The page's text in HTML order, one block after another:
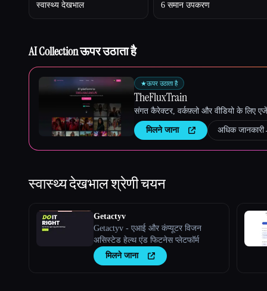
स्वास्थ्य देखभाल 6 समान उपकरण
AI Collection ऊपर उठाता है
★ऊपर उठाता है
TheFluxTrain
संगत कैरेक्टर, वर्कफ़्लो और वीडियो के लिए
मिलने जाना अधिक जानकारी
स्वास्थ्य देखभालश्रेणी चयन
Getactyv
Getactyv - एआई और कंप्यूटर विजन
असिस्टेड हेल्थ एंड फिटनेस प्लेटफॉर्म
मिलने जाना